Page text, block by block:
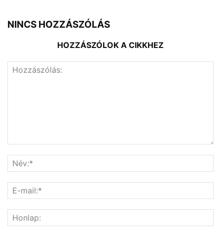
NINCS HOZZÁSZÓLÁS
HOZZÁSZÓLOK A CIKKHEZ